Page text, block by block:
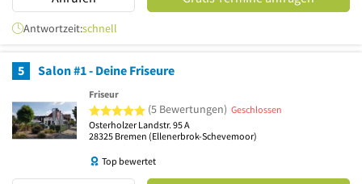
Antwortzeit:schnell
5 Salon #1 - Deine Friseure
Friseur
5 von 5 Sternen
(5 Bewertungen) Geschlossen
Osterholzer Landstr. 95 A
28325 Bremen (Ellenerbrok-Schevemoor)
Top bewertet